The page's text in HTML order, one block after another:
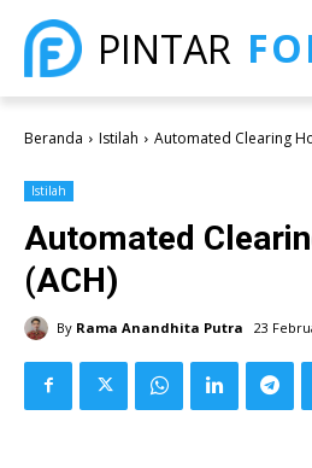
PINTAR
Beranda Istilah Automated Clearing
Istilah
Automated
(ACH)
By Rama Anandhita Putra 23